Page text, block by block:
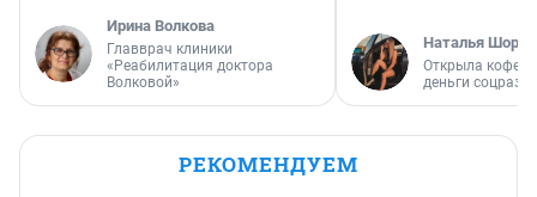
Ирина Волкова
Главврач клиники
«Реабилитация доктора
Волковой»
Наталья
Открыла
деньги
РЕКОМЕНДУЕМ